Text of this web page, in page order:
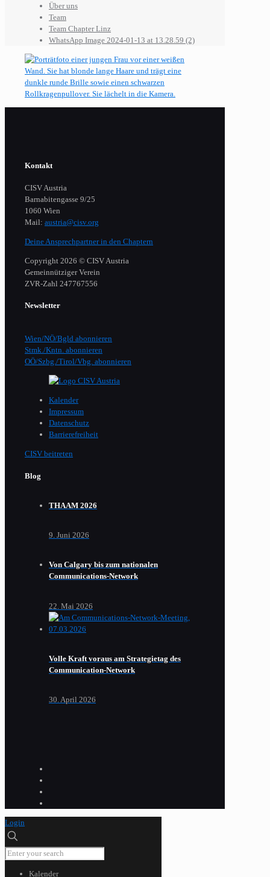
Über uns
Team
Team Chapter Linz
WhatsApp Image 2024-01-13 at 13.28.59 (2)
Kontakt
CISV Austria
Barnabitengasse 9/25
1060 Wien
Mail: austria@cisv.org
Deine Ansprechpartner in den Chaptern
Copyright 2026 © CISV Austria
Gemeinnütziger Verein
​ZVR-Zahl 247767556
Newsletter
Wien/NÖ/Bgld abonnieren
Stmk./Kntn. abonnieren
OÖ/Szbg./Tirol/Vbg. abonnieren
Kalender
Impressum
Datenschutz
Barrierefreiheit
CISV beitreten
Blog
THAAM 2026
9. Juni 2026
Von Calgary bis zum nationalen
Communications-Network
22. Mai 2026
Volle Kraft voraus am Strategietag des
Communication-Network
30. April 2026
Login
Kalender